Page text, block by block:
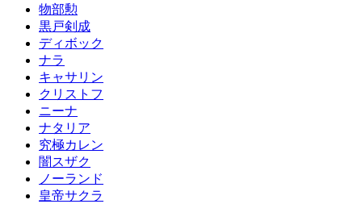
物部勲
黒戸剣成
ディボック
ナラ
キャサリン
クリストフ
ニーナ
ナタリア
究極カレン
闇スザク
ノーランド
皇帝サクラ